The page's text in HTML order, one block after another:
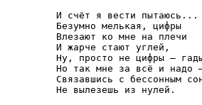
И счёт я вести пытаюсь...
Безумно мелькая, цифры
Влезают ко мне на плечи
И жарче стают углей,
Ну, просто не цифры —
Но так мне за всё и надо
Связавшись с бессонным
Не вылезешь из нулей.